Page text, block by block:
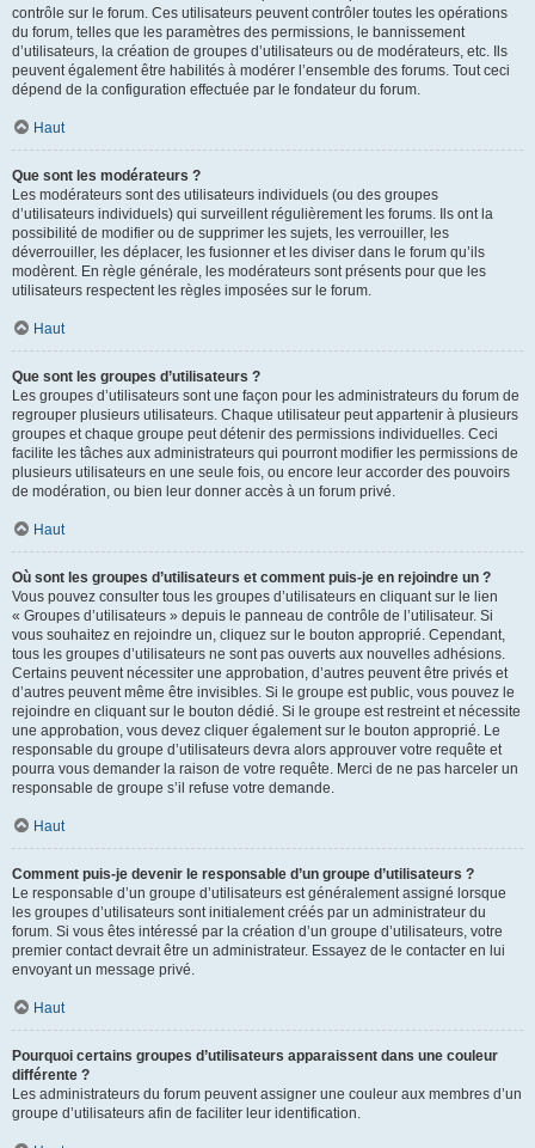
contrôle sur le forum. Ces utilisateurs peuvent contrôler toutes les opérations
du forum, telles que les paramètres des permissions, le bannissement
d’utilisateurs, la création de groupes d’utilisateurs ou de modérateurs, etc. Ils
peuvent également être habilités à modérer l’ensemble des forums. Tout ceci
dépend de la configuration effectuée par le fondateur du forum.
Haut
Que sont les modérateurs ?
Les modérateurs sont des utilisateurs individuels (ou des groupes
d’utilisateurs individuels) qui surveillent régulièrement les forums. Ils ont la
possibilité de modifier ou de supprimer les sujets, les verrouiller, les
déverrouiller, les déplacer, les fusionner et les diviser dans le forum qu’ils
modèrent. En règle générale, les modérateurs sont présents pour que les
utilisateurs respectent les règles imposées sur le forum.
Haut
Que sont les groupes d’utilisateurs ?
Les groupes d’utilisateurs sont une façon pour les administrateurs du forum de
regrouper plusieurs utilisateurs. Chaque utilisateur peut appartenir à plusieurs
groupes et chaque groupe peut détenir des permissions individuelles. Ceci
facilite les tâches aux administrateurs qui pourront modifier les permissions de
plusieurs utilisateurs en une seule fois, ou encore leur accorder des pouvoirs
de modération, ou bien leur donner accès à un forum privé.
Haut
Où sont les groupes d’utilisateurs et comment puis-je en rejoindre un ?
Vous pouvez consulter tous les groupes d’utilisateurs en cliquant sur le lien
« Groupes d’utilisateurs » depuis le panneau de contrôle de l’utilisateur. Si
vous souhaitez en rejoindre un, cliquez sur le bouton approprié. Cependant,
tous les groupes d’utilisateurs ne sont pas ouverts aux nouvelles adhésions.
Certains peuvent nécessiter une approbation, d’autres peuvent être privés et
d’autres peuvent même être invisibles. Si le groupe est public, vous pouvez le
rejoindre en cliquant sur le bouton dédié. Si le groupe est restreint et nécessite
une approbation, vous devez cliquer également sur le bouton approprié. Le
responsable du groupe d’utilisateurs devra alors approuver votre requête et
pourra vous demander la raison de votre requête. Merci de ne pas harceler un
responsable de groupe s’il refuse votre demande.
Haut
Comment puis-je devenir le responsable d’un groupe d’utilisateurs ?
Le responsable d’un groupe d’utilisateurs est généralement assigné lorsque
les groupes d’utilisateurs sont initialement créés par un administrateur du
forum. Si vous êtes intéressé par la création d’un groupe d’utilisateurs, votre
premier contact devrait être un administrateur. Essayez de le contacter en lui
envoyant un message privé.
Haut
Pourquoi certains groupes d’utilisateurs apparaissent dans une couleur
différente ?
Les administrateurs du forum peuvent assigner une couleur aux membres d’un
groupe d’utilisateurs afin de faciliter leur identification.